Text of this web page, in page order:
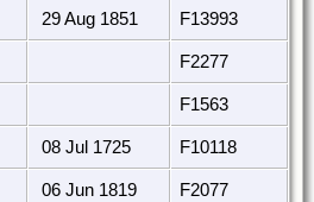
29 Aug 1851 F13993
F2277
F1563
08 Jul 1725 F10118
06 Jun 1819 F2077